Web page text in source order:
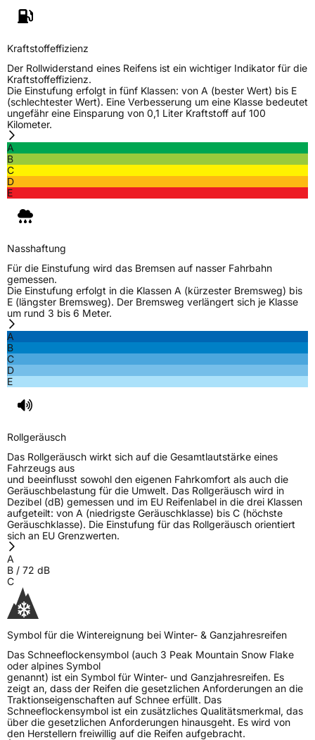
Weitere Eigenschaften
Schlauchtyp
ZustandNeureifen
M+SJa
Verstärkt
EU Label
EffizienzC
Rollgeräusch (Klasse) B
Rollgeräusch (dB)72
Fahrzeugklasse
3PMSF / Schneeflockensymbol / Alpine-SymbolJa
EPREL ID2246498
SGX CENTRE 2 SINGAPORE 068807,
Verantwortliche
in der EU
Veneesh Pillai, 4 SHENTON WAY #08-02 SGX
CENTRE 2 SINGAPORE 068807,
veneeshpillai@omni-united.com,
+6584688270
Kraftstoffeffizienz
Der Rollwiderstand eines Reifens ist ein wichtiger Indikator für die
Kraftstoffeffizienz.
Die Einstufung erfolgt in fünf Klassen: von A (bester Wert) bis E
(schlechtester Wert). Eine Verbesserung um eine Klasse bedeutet
ungefähr eine Einsparung von 0,1 Liter Kraftstoff auf 100
Kilometer.
A
B
C
D
E
Nasshaftung
Für die Einstufung wird das Bremsen auf nasser Fahrbahn
gemessen.
Die Einstufung erfolgt in die Klassen A (kürzester Bremsweg) bis
E (längster Bremsweg). Der Bremsweg verlängert sich je Klasse
um rund 3 bis 6 Meter.
A
B
C
D
E
Rollgeräusch
Das Rollgeräusch wirkt sich auf die Gesamtlautstärke eines
Fahrzeugs aus
und beeinflusst sowohl den eigenen Fahrkomfort als auch die
Geräuschbelastung für die Umwelt. Das Rollgeräusch wird in
Dezibel (dB) gemessen und im EU Reifenlabel in die drei Klassen
aufgeteilt: von A (niedrigste Geräuschklasse) bis C (höchste
Geräuschklasse). Die Einstufung für das Rollgeräusch orientiert
sich an EU Grenzwerten.
A
B / 72 dB
C
Symbol für die Wintereignung bei Winter- & Ganzjahresreifen
Das Schneeflockensymbol (auch 3 Peak Mountain Snow Flake
oder alpines Symbol
genannt) ist ein Symbol für Winter- und Ganzjahresreifen. Es
zeigt an, dass der Reifen die gesetzlichen Anforderungen an die
Traktionseigenschaften auf Schnee erfüllt. Das
Schneeflockensymbol ist ein zusätzliches Qualitätsmerkmal, das
über die gesetzlichen Anforderungen hinausgeht. Es wird von
den Herstellern freiwillig auf die Reifen aufgebracht.